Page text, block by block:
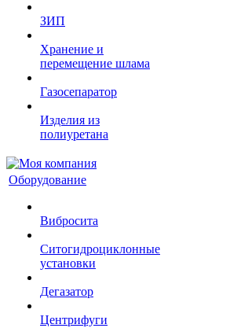
ЗИП
Хранение и
перемещение шлама
Газосепаратор
Изделия из
полиуретана
Оборудование
Вибросита
Ситогидроциклонные
установки
Дегазатор
Центрифуги